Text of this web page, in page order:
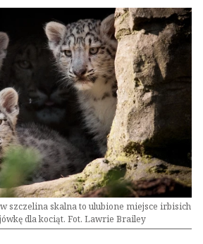
szczelina skalna to ulubione miejsce irbisich
dla kociąt. Fot. Lawrie Brailey